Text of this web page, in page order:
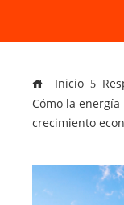
Inicio
Cómo la
crecimiento